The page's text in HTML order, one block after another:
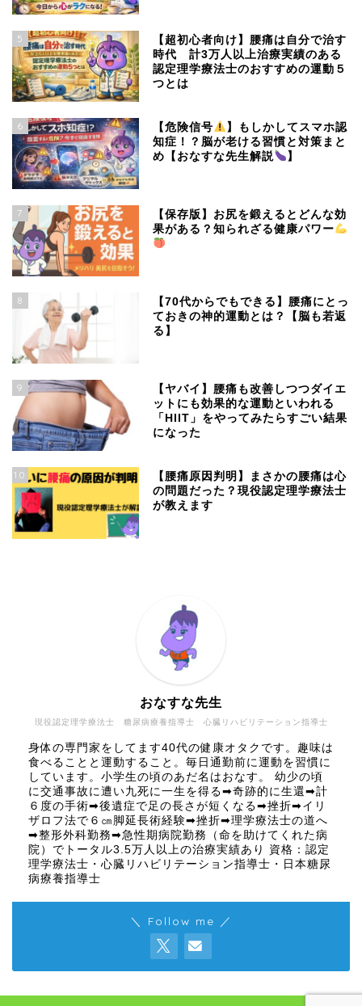
5
【超初心者向け】腰痛は自分で治す
時代 計3万人以上治療実績のある
認定理学療法士のおすすめの運動５
つとは
6 【危険信号
】もしかしてスマホ認
知症！？脳が老ける習慣と対策まと
め【おなすな先生解説
】
7
【保存版】お尻を鍛えるとどんな効
果がある？知られざる健康パワー
8
【70代からでもできる】腰痛にとっ
ておきの神的運動とは？【脳も若返
る】
9
【ヤバイ】腰痛も改善しつつダイエ
ットにも効果的な運動といわれる
「HIIT」をやってみたらすごい結果
になった
10
【腰痛原因判明】まさかの腰痛は心
の問題だった？現役認定理学療法士
が教えます
現役認定理学療法士 糖尿病療養指導士 心臓リハビリテーション指導士
おなすな先生
身体の専門家をしてます40代の健康オタクです。趣味は
食べることと運動すること。毎日通勤前に運動を習慣に
しています。小学生の頃のあだ名はおなす。 幼少の頃
に交通事故に遭い九死に一生を得る➡奇跡的に生還➡計
６度の手術➡後遺症で足の長さが短くなる➡挫折➡イリ
ザロフ法で６㎝脚延長術経験➡挫折➡理学療法士の道へ
➡整形外科勤務➡急性期病院勤務（命を助けてくれた病
院）でトータル3.5万人以上の治療実績あり 資格：認定
理学療法士・心臓リハビリテーション指導士・日本糖尿
病療養指導士
＼ Follow me ／